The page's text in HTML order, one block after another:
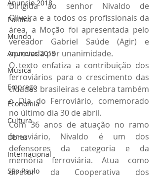
Anuncio 2018
Politica
Mundo
Anuncios 2019
Música
Emprego
Economia
Cultura
Obras
Internacional
São Paulo
Dirigida ao senhor Nivaldo de
Oliveira e a todos os profissionais da
área, a Moção foi apresentada pelo
vereador Gabriel Saúde (Agir) e
aprovada por unanimidade.
O texto enfatiza a contribuição dos
ferroviários para o crescimento das
cidades brasileiras e celebra também
o Dia do Ferroviário, comemorado
no último dia 30 de abril.
Com 36 anos de atuação no ramo
ferroviário, Nivaldo é um dos
defensores da categoria e da
memória ferroviária. Atua como
diretor da Cooperativa dos